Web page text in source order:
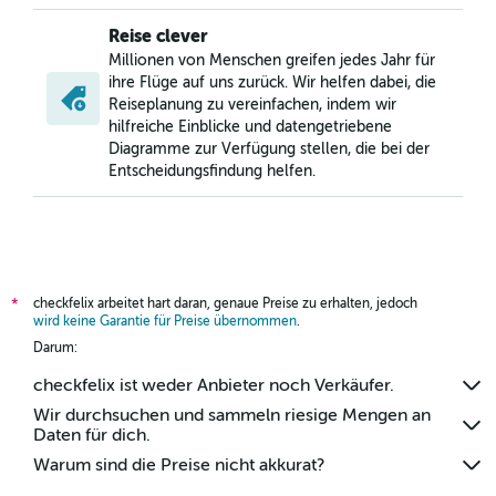
Reise clever
Millionen von Menschen greifen jedes Jahr für
ihre Flüge auf uns zurück. Wir helfen dabei, die
Reiseplanung zu vereinfachen, indem wir
hilfreiche Einblicke und datengetriebene
Diagramme zur Verfügung stellen, die bei der
Entscheidungsfindung helfen.
*
checkfelix arbeitet hart daran, genaue Preise zu erhalten, jedoch
wird keine Garantie für Preise übernommen.
Darum:
checkfelix ist weder Anbieter noch Verkäufer.
Wir durchsuchen und sammeln riesige Mengen an
Daten für dich.
Warum sind die Preise nicht akkurat?